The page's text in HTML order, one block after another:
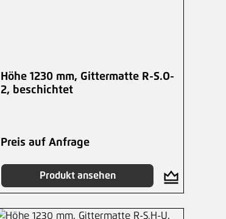
Höhe 1230 mm, Gittermatte R-S.O-
2, beschichtet
Preis auf Anfrage
Produkt ansehen